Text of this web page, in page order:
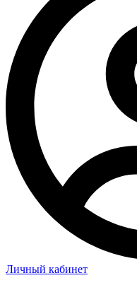
Личный кабинет